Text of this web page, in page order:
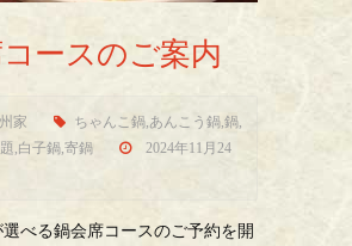
ースのご案内
家 ちゃんこ鍋,あんこう鍋,鍋,
,白子鍋,寄鍋
2024年11月24
べる鍋会席コースのご予約を開